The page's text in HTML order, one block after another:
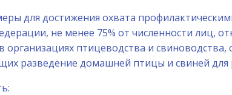
для достижения охвата
не менее 75% от численности лиц,
птицеводства и
разведение домашней птицы и свиней для